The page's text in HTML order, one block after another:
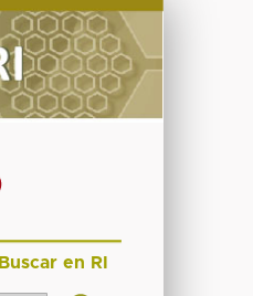
Buscar en RI